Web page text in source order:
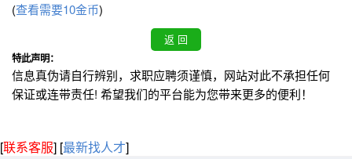
(查看需要10金币)
特此声明：
信息真伪请自行辨别，求职应聘须谨慎，网站对此不承担任何
保证或连带责任! 希望我们的平台能为您带来更多的便利！
[联系客服] [最新找人才]